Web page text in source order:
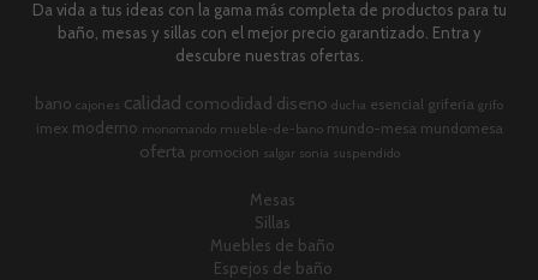
Da vida a tus ideas con la gama más completa de productos para tu
baño, mesas y sillas con el mejor precio garantizado. Entra y
descubre nuestras ofertas.
bano cajones calidad comodidad diseno ducha esencial griferia grifo
imex moderno monomando mueble-de-bano mundo-mesa mundomesa
oferta promocion salgar sonia suspendido
Mesas
Sillas
Muebles de baño
Espejos de baño